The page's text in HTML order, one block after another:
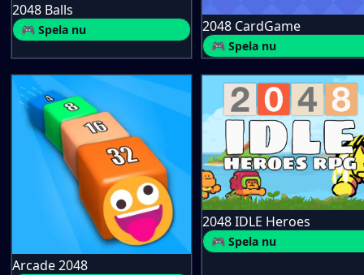
2048 Balls
🎮 Spela nu 2048 CardGame
🎮 Spela nu
Arcade 2048
2048 IDLE Heroes
🎮 Spela nu